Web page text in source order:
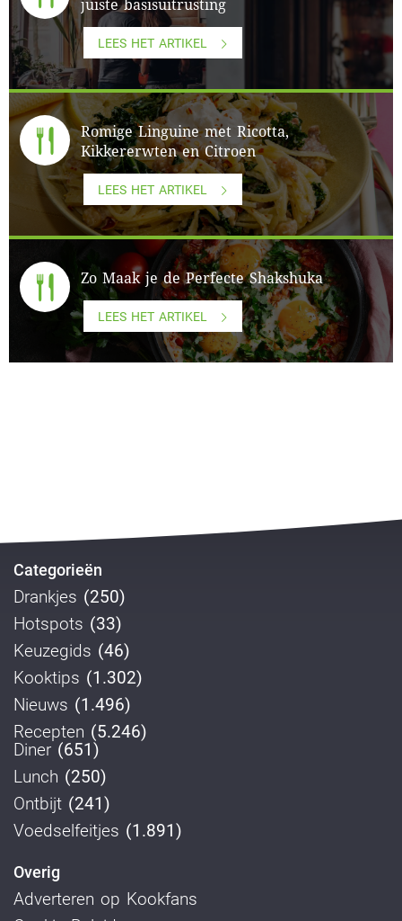
juiste basisuitrusting
LEES HET ARTIKEL
Romige Linguine met Ricotta,
Kikkererwten en Citroen
LEES HET ARTIKEL
Zo Maak je de Perfecte Shakshuka
LEES HET ARTIKEL
Categorieën
Drankjes (250)
Hotspots (33)
Keuzegids (46)
Kooktips (1.302)
Nieuws (1.496)
Recepten (5.246)
Diner (651)
Lunch (250)
Ontbijt (241)
Voedselfeitjes (1.891)
Overig
Adverteren op Kookfans